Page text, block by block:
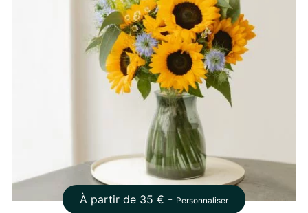
À partir de 35 € - Personnaliser